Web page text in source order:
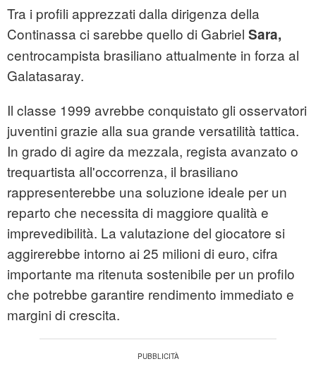
Tra i profili apprezzati dalla dirigenza della
Continassa ci sarebbe quello di Gabriel Sara,
centrocampista brasiliano attualmente in forza al
Galatasaray.
Il classe 1999 avrebbe conquistato gli osservatori
juventini grazie alla sua grande versatilità tattica.
In grado di agire da mezzala, regista avanzato o
trequartista all'occorrenza, il brasiliano
rappresenterebbe una soluzione ideale per un
reparto che necessita di maggiore qualità e
imprevedibilità. La valutazione del giocatore si
aggirerebbe intorno ai 25 milioni di euro, cifra
importante ma ritenuta sostenibile per un profilo
che potrebbe garantire rendimento immediato e
margini di crescita.